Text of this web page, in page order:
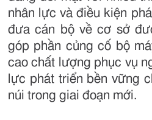
nhân lực và điều kiện
đưa cán bộ về cơ sở
góp phần củng cố bộ
cao chất lượng phục vụ
lực phát triển bền vững
núi trong giai đoạn mới.